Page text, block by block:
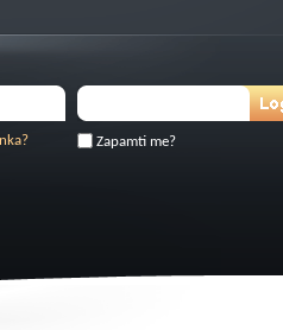
Zapamti me?